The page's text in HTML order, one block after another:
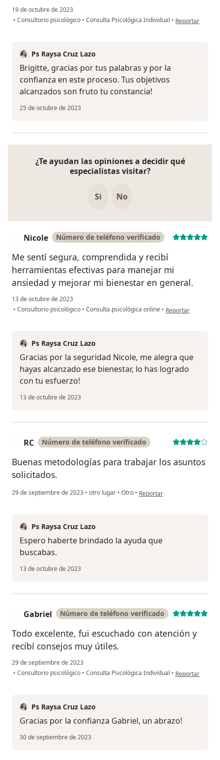
19 de octubre de 2023
• Consultorio psicológico • Consulta Psicológica Individual • en opinión del
Reportar
Ps Raysa Cruz Lazo
Brigitte, gracias por tus palabras y por la
confianza en este proceso. Tus objetivos
alcanzados son fruto tu constancia!
25 de octubre de 2023
¿Te ayudan las opiniones a decidir qué
especialistas visitar?
Si No
Nicole Número de teléfono verificado
Me sentí segura, comprendida y recibí
herramientas efectivas para manejar mi
ansiedad y mejorar mi bienestar en general.
13 de octubre de 2023
• Consultorio psicológico • Consulta psicológica online • en opinión del
Reportar
Ps Raysa Cruz Lazo
Gracias por la seguridad Nicole, me alegra que
hayas alcanzado ese bienestar, lo has logrado
con tu esfuerzo!
13 de octubre de 2023
RC Número de teléfono verificado
Buenas metodologías para trabajar los asuntos
solicitados.
29 de septiembre de 2023 • otro lugar • Otro • en opinión del usuario RC
Reportar
Ps Raysa Cruz Lazo
Espero haberte brindado la ayuda que
buscabas.
13 de octubre de 2023
Gabriel Número de teléfono verificado
Todo excelente, fui escuchado con atención y
recibí consejos muy útiles.
29 de septiembre de 2023
• Consultorio psicológico • Consulta Psicológica Individual • en opinión del
Reportar
Ps Raysa Cruz Lazo
Gracias por la confianza Gabriel, un abrazo!
30 de septiembre de 2023